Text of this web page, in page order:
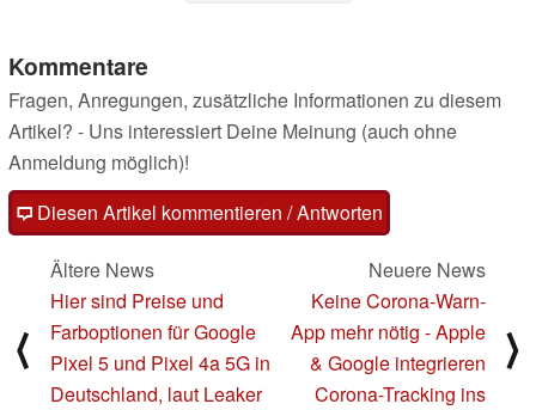
Kommentare
Fragen, Anregungen, zusätzliche Informationen zu diesem
Artikel? - Uns interessiert Deine Meinung (auch ohne
Anmeldung möglich)!
Diesen Artikel kommentieren / Antworten
⟨
Ältere News
Hier sind Preise und
Farboptionen für Google
Pixel 5 und Pixel 4a 5G in
Deutschland, laut Leaker
Neuere News
Keine Corona-Warn-
App mehr nötig - Apple
& Google integrieren
Corona-Tracking ins
⟩